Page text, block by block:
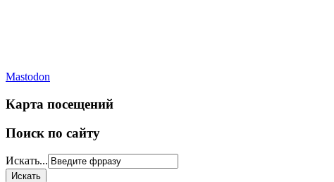
Mastodon
Карта посещений
Поиск по сайту
Искать...